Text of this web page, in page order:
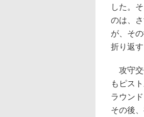
した。
のは、
が、そ
折り返
攻守交
もピス
ラウン
その後